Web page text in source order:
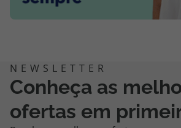
Conheça as
ofertas em